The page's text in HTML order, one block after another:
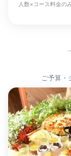
人数×コース料金の
ご予算・